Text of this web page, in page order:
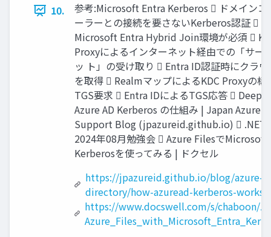
10.
参考:Microsoft Entra Kerberos  ドメインコ
ーラーとの接続を要さないKerberos認証 
Microsoft Entra Hybrid Join環境が必須 
Proxyによるインターネット経由での「サー
ッ ト」の受け取り  Entra ID認証時にクラ
を取得  RealmマップによるKDC Proxyの構
TGS要求  Entra IDによるTGS応答  Deep
Azure AD Kerberos の仕組み | Japan Azure
Support Blog (jpazureid.github.io)  .NET
2024年08月勉強会  Azure FilesでMicrosoft
Kerberosを使ってみる | ドクセル
https://jpazureid.github.io/blog/azure-
directory/how-azuread-kerberos-works/
https://www.docswell.com/s/chaboon/